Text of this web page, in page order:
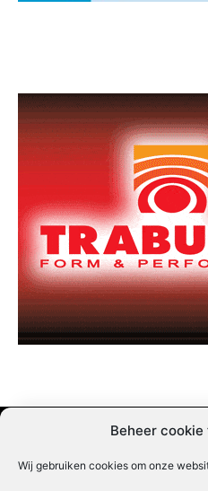
Beheer
Wij gebruiken cookies om onze